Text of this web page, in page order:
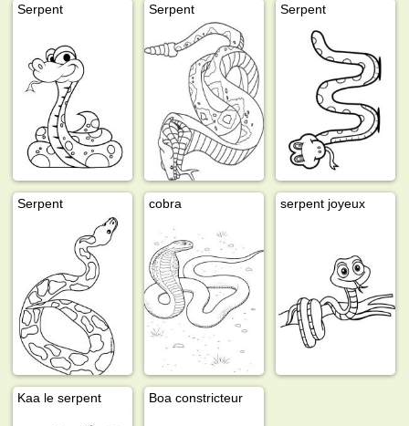
Serpent Serpent Serpent
Serpent cobra serpent joyeux
Kaa le serpent Boa constricteur